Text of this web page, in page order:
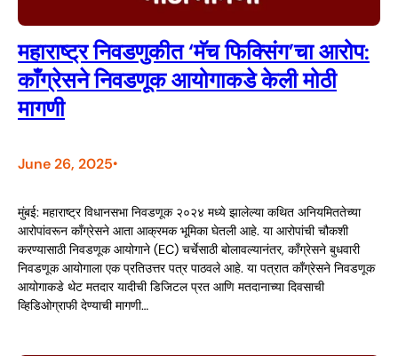
महाराष्ट्र निवडणुकीत ‘मॅच फिक्सिंग’चा आरोप:
काँग्रेसने निवडणूक आयोगाकडे केली मोठी
मागणी
June 26, 2025•
मुंबई: महाराष्ट्र विधानसभा निवडणूक २०२४ मध्ये झालेल्या कथित अनियमिततेच्या
आरोपांवरून काँग्रेसने आता आक्रमक भूमिका घेतली आहे. या आरोपांची चौकशी
करण्यासाठी निवडणूक आयोगाने (EC) चर्चेसाठी बोलावल्यानंतर, काँग्रेसने बुधवारी
निवडणूक आयोगाला एक प्रतिउत्तर पत्र पाठवले आहे. या पत्रात काँग्रेसने निवडणूक
आयोगाकडे थेट मतदार यादीची डिजिटल प्रत आणि मतदानाच्या दिवसाची
व्हिडिओग्राफी देण्याची मागणी…